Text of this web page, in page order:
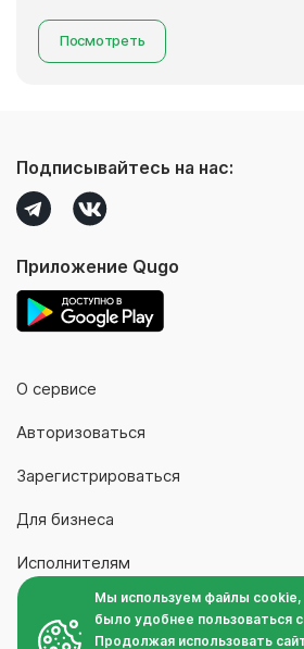
Посмотреть
О сервисе
Авторизоваться
Зарегистрироваться
Для бизнеса
Исполнителям
Приложение Qugo
Подписывайтесь на нас:
Мы используем файлы
было удобнее пользоваться
Продолжая использовать